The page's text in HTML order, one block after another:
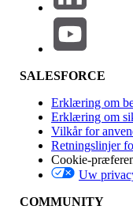
SALESFORCE
Erklæring om
Erklæring om
Vilkår for
Retningslinjer
Cookie-
Uw
COMMUNITY